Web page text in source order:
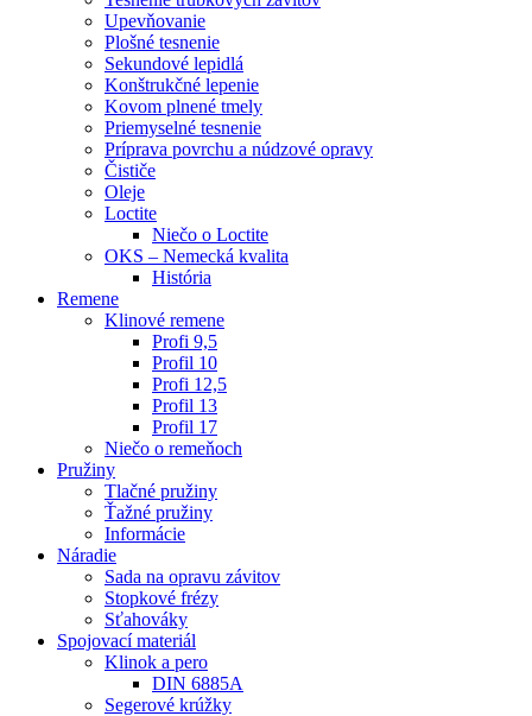
Upevňovanie
Plošné tesnenie
Sekundové lepidlá
Konštrukčné lepenie
Kovom plnené tmely
Priemyselné tesnenie
Príprava povrchu a núdzové opravy
Čističe
Oleje
Loctite
Niečo o Loctite
OKS – Nemecká kvalita
História
Remene
Klinové remene
Profi 9,5
Profil 10
Profi 12,5
Profil 13
Profil 17
Niečo o remeňoch
Pružiny
Tlačné pružiny
Ťažné pružiny
Informácie
Náradie
Sada na opravu závitov
Stopkové frézy
Sťahováky
Spojovací materiál
Klinok a pero
DIN 6885A
Segerové krúžky